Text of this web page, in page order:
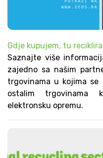
Gdje kupujem, tu
Saznajte više
zajedno sa našim
trgovinama u kojima
ostalim trgovinama
elektronsku opremu.